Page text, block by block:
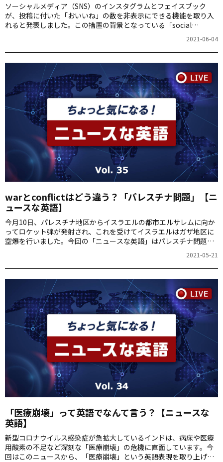
ソーシャルメディア（SNS）のインスタグラムとフェイスブック
が、投稿に付いた「おいいね」の数を非表示にできる機能を取り入
れると発表しました。この措置の背景となっている「social
2021-06-04
warとconflictはどう違う？「パレスチナ問題」【ニ
ュースな英語】
今月10日、パレスチナ地区からイスラエルの都市エルサレムに向か
ってロケット弾が発射され、これを受けてイスラエルはガザ地区に
空爆を行いました。今回の「ニュースな英語」はパレスチナ問題
2021-05-21
「医療崩壊」って英語でなんて言う？【ニュースな
英語】
新型コロナウイルス感染症が急拡大しているインドは、病床や医療
用酸素の不足など深刻な「医療崩壊」の危機に直面しています。今
回はこのニュースから、「医療崩壊」という英語表現を取り上げま